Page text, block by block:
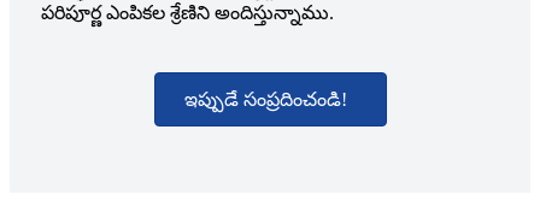
పరిపూర్ణ ఎంపికల శ్రేణిని అందిస్తున్నాము.
ఇప్పుడే సంప్రదించండి!